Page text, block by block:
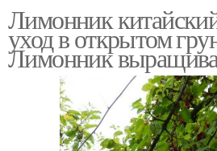
Лимонник
уход в открытом
Лимонник